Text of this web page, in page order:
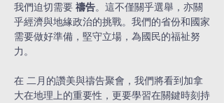
我們迫切需要 禱告。這不僅關乎選舉，亦關
乎經濟與地緣政治的挑戰。我們的省份和國家
需要做好準備，堅守立場，為國民的福祉努
力。
在 二月的讚美與禱告聚會，我們將看到加拿
大在地理上的重要性，更要學習在關鍵時刻持